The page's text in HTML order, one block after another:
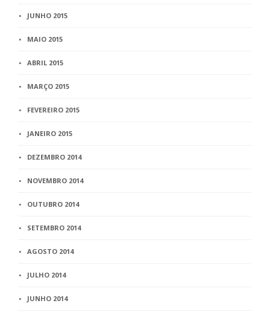
JUNHO 2015
MAIO 2015
ABRIL 2015
MARÇO 2015
FEVEREIRO 2015
JANEIRO 2015
DEZEMBRO 2014
NOVEMBRO 2014
OUTUBRO 2014
SETEMBRO 2014
AGOSTO 2014
JULHO 2014
JUNHO 2014